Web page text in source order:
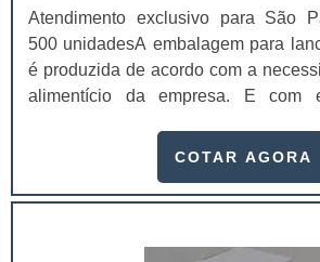
Atendimento exclusivo para São
500 unidadesA embalagem para
é produzida de acordo com a
alimentício da empresa. E com
visto que a comunicação
as vendas. Com as
sofisticado, cada vez mais próximo
COTAR AGORA